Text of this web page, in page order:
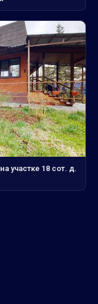
участке 18 сот. д.